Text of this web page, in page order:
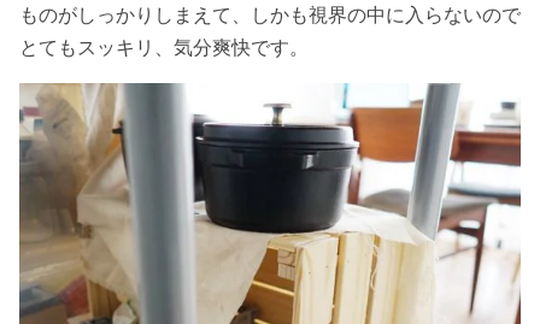
ものがしっかりしまえて、しかも視界の中に入らないので
とてもスッキリ、気分爽快です。